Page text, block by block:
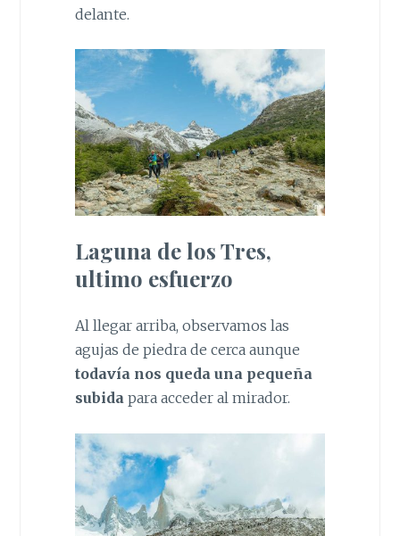
delante.
Laguna de los Tres,
ultimo esfuerzo
Al llegar arriba, observamos las
agujas de piedra de cerca aunque
todavía nos queda una pequeña
subidapara acceder al mirador.